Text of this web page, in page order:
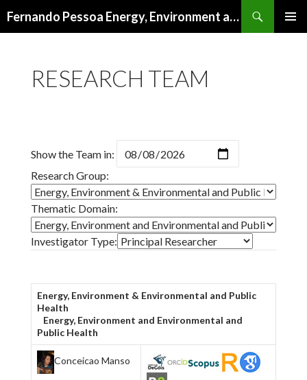
Fernando Pessoa Energy, Environment and Health Research Unit
CONTEÚDO
RESEARCH TEAM
Show the Team in:
Research Group:
Thematic Domain:
Investigator Type:
Energy, Environment & Environmental and Public
Health
Energy, Environment and Environmental and
Public Health
Conceicao Manso